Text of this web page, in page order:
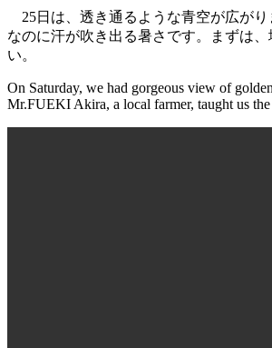
25日は、透き通るような青空が広が
なのに汗が吹き出る暑さです。まずは
い。
On Saturday, we had gorgeous view of
Mr.FUEKI Akira, a local farmer, taught us